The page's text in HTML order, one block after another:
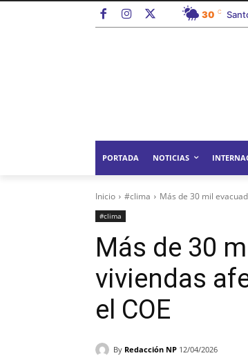
30 C
PORTADA NOTICIAS
Inicio #clima Más de 30 mil
#clima
Más de 30
viviendas
el COE
By Redacción NP 12/04/2026